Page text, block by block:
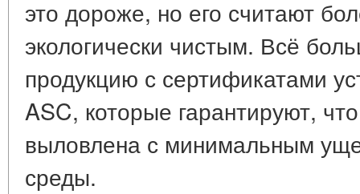
это дороже, но его считают
экологически чистым. Всё
продукцию с сертификатами
ASC, которые гарантируют,
выловлена с минимальным
среды.